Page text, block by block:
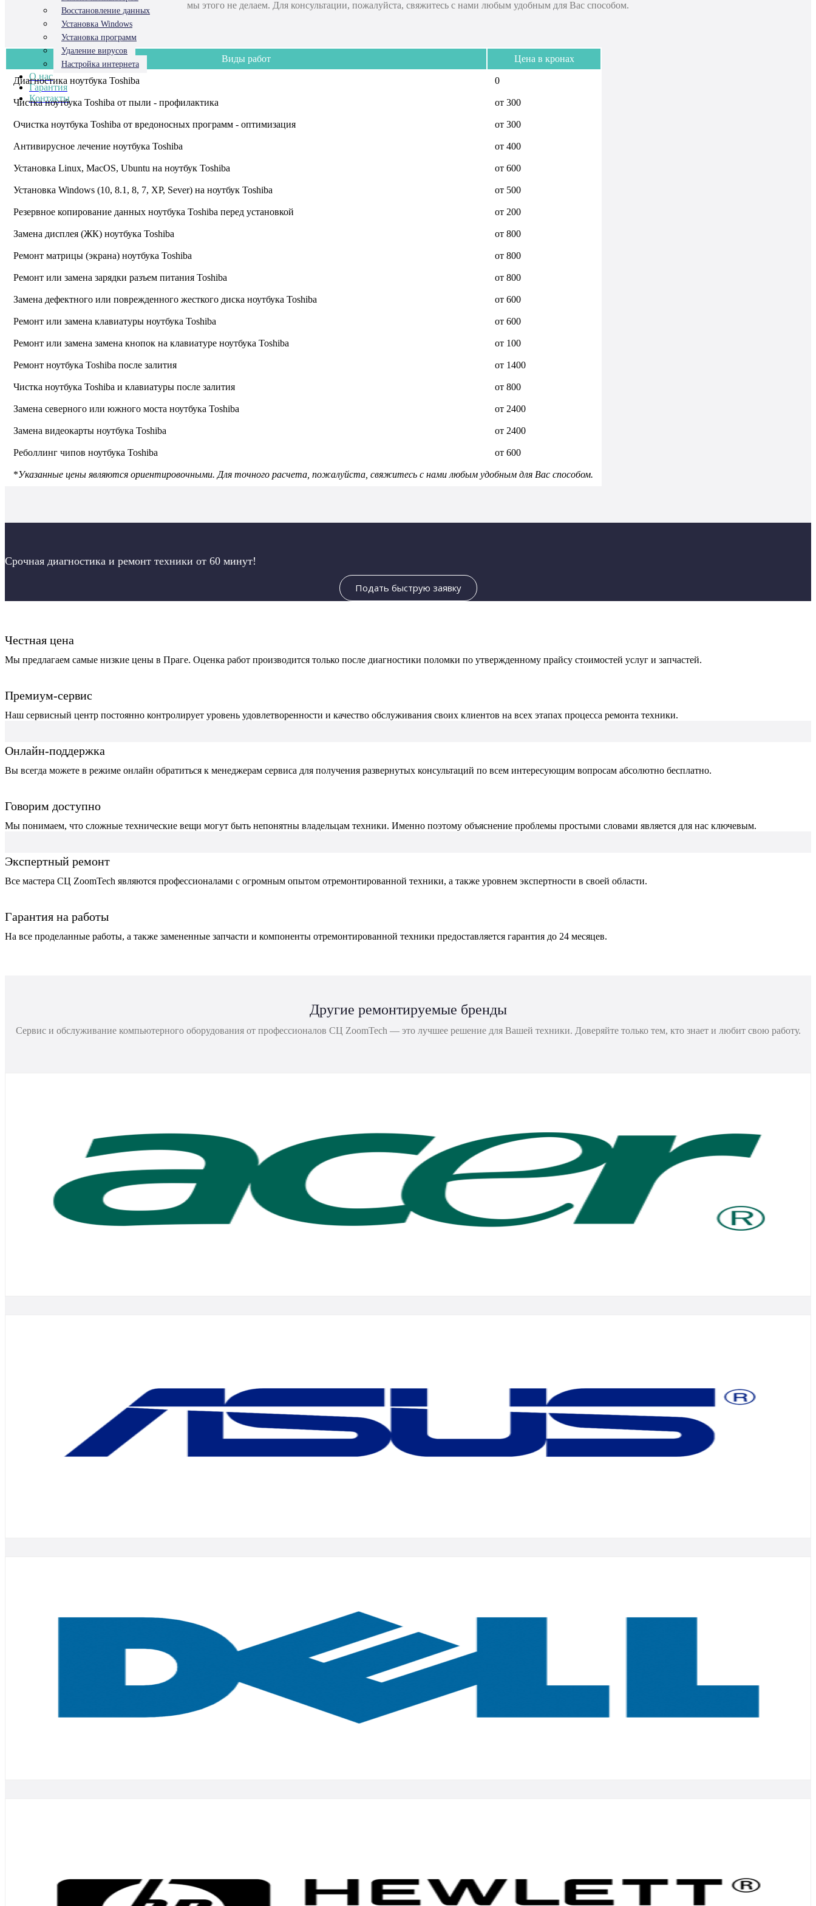
Восстановление данных
Установка Windows
Установка программ
Удаление вирусов
Настройка интернета
О нас
Гарантия
Контакты
мы этого не делаем. Для консультации, пожалуйста, свяжитесь с нами любым удобным для Вас способом.
Виды работ Цена в кронах
Диагностика ноутбука Toshiba 0
Чистка ноутбука Toshiba от пыли - профилактика от 300
Очистка ноутбука Toshiba от вредоносных программ - оптимизация от 300
Антивирусное лечение ноутбука Toshiba от 400
Установка Linux, MacOS, Ubuntu на ноутбук Toshiba от 600
Установка Windows (10, 8.1, 8, 7, XP, Sever) на ноутбук Toshiba от 500
Резервное копирование данных ноутбука Toshiba перед установкой от 200
Замена дисплея (ЖК) ноутбука Toshiba от 800
Ремонт матрицы (экрана) ноутбука Toshiba от 800
Ремонт или замена зарядки разъем питания Toshiba от 800
Замена дефектного или поврежденного жесткого диска ноутбука Toshiba от 600
Ремонт или замена клавиатуры ноутбука Toshiba от 600
Ремонт или замена замена кнопок на клавиатуре ноутбука Toshiba от 100
Ремонт ноутбука Toshiba после залития от 1400
Чистка ноутбука Toshiba и клавиатуры после залития от 800
Замена северного или южного моста ноутбука Toshiba от 2400
Замена видеокарты ноутбука Toshiba от 2400
Реболлинг чипов ноутбука Toshiba от 600
*Указанные цены являются ориентировочными. Для точного расчета, пожалуйста, свяжитесь с нами любым удобным для Вас способом.
Срочная диагностика и ремонт техники от 60 минут!
Подать быструю заявку
Честная цена
Мы предлагаем самые низкие цены в Праге. Оценка работ производится только после диагностики поломки по утвержденному прайсу стоимостей услуг и запчастей.
Премиум-сервис
Наш сервисный центр постоянно контролирует уровень удовлетворенности и качество обслуживания своих клиентов на всех этапах процесса ремонта техники.
Онлайн-поддержка
Вы всегда можете в режиме онлайн обратиться к менеджерам сервиса для получения развернутых консультаций по всем интересующим вопросам абсолютно бесплатно.
Говорим доступно
Мы понимаем, что сложные технические вещи могут быть непонятны владельцам техники. Именно поэтому объяснение проблемы простыми словами является для нас ключевым.
Экспертный ремонт
Все мастера СЦ ZoomTech являются профессионалами с огромным опытом отремонтированной техники, а также уровнем экспертности в своей области.
Гарантия на работы
На все проделанные работы, а также замененные запчасти и компоненты отремонтированной техники предоставляется гарантия до 24 месяцев.
Другие ремонтируемые бренды
Сервис и обслуживание компьютерного оборудования от профессионалов СЦ ZoomTech — это лучшее решение для Вашей техники. Доверяйте только тем, кто знает и любит свою работу.